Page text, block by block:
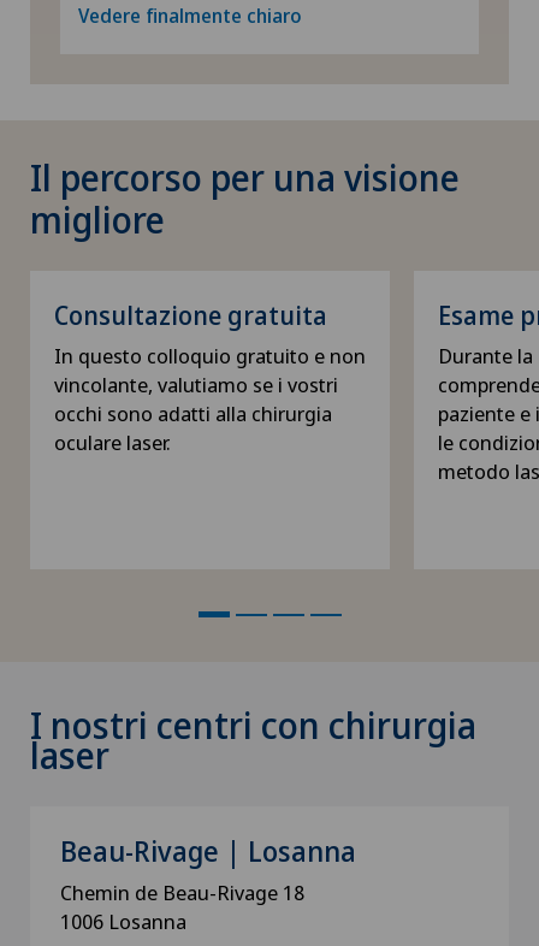
Vedere finalmente chiaro
Il percorso per una visione
migliore
Consultazione gratuita
In questo colloquio gratuito e non
vincolante, valutiamo se i vostri
occhi sono adatti alla chirurgia
oculare laser.
Esame
Durante
paziente
le
metodo
I nostri centri con chirurgia
laser
Beau-Rivage | Losanna
Chemin de Beau-Rivage 18
1006 Losanna